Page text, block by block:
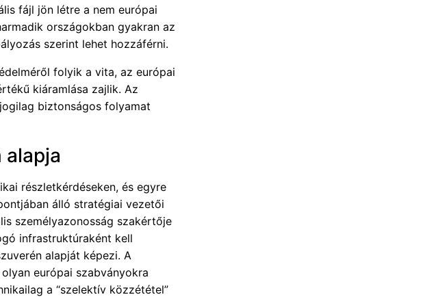
fájl jön létre a nem európai
országokban gyakran az
szerint lehet hozzáférni.
folyik a vita, az európai
kiáramlása zajlik. Az
biztonságos folyamat
részletkérdéseken, és egyre
álló stratégiai vezetői
személyazonosság szakértője
infrastruktúraként kell
alapját képezi. A
európai szabványokra
a “szelektív közzététel”